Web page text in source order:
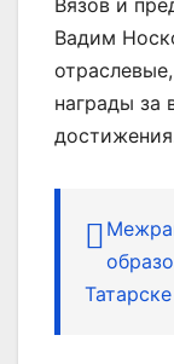
Вадим
награды за
Татарске